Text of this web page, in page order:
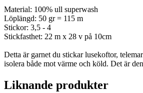
Material: 100% ull superwash
Löplängd: 50 gr = 115 m
Stickor: 3,5 - 4
Stickfasthet: 22 m x 28 v på 10cm
Detta är garnet du stickar lusekoftor,
isolera både mot värme och köld. Det är
Liknande produkter